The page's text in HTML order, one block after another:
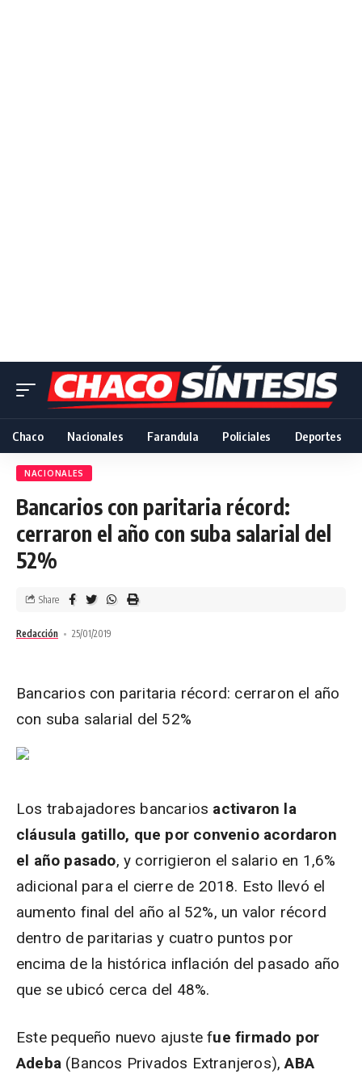
Chaco Nacionales Farandula Policiales Deportes
NACIONALES
Bancarios con paritaria récord:
cerraron el año con suba salarial del
52%
Redacción 25/01/2019
Share
Bancarios con paritaria récord: cerraron el año
con suba salarial del 52%
Los trabajadores bancarios activaron la
cláusula gatillo, que por convenio acordaron
el año pasado, y corrigieron el salario en 1,6%
adicional para el cierre de 2018. Esto llevó el
aumento final del año al 52%, un valor récord
dentro de paritarias y cuatro puntos por
encima de la histórica inflación del pasado año
que se ubicó cerca del 48%.
Este pequeño nuevo ajuste fue firmado por
Adeba (Bancos Privados Extranjeros),ABA